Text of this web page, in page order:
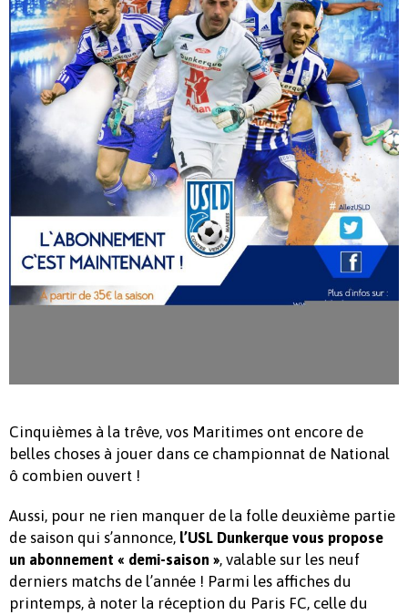
Cinquièmes à la trêve, vos Maritimes ont encore de
belles choses à jouer dans ce championnat de National
ô combien ouvert !
Aussi, pour ne rien manquer de la folle deuxième partie
de saison qui s’annonce, l’USL Dunkerque vous propose
un abonnement « demi-saison », valable sur les neuf
derniers matchs de l’année ! Parmi les affiches du
printemps, à noter la réception du Paris FC, celle du